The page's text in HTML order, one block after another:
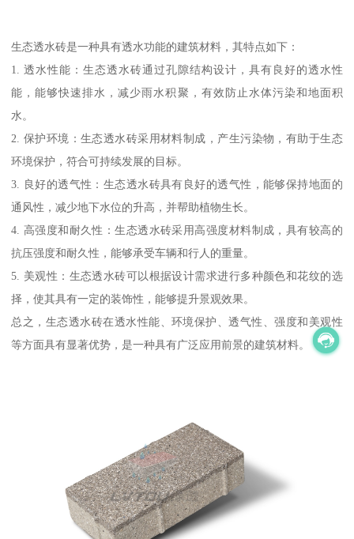
生态透水砖是一种具有透水功能的建筑材料，其特点如下：
1. 透水性能：生态透水砖通过孔隙结构设计，具有良好的透水性
能，能够快速排水，减少雨水积聚，有效防止水体污染和地面积
水。
2. 保护环境：生态透水砖采用材料制成，产生污染物，有助于生态
环境保护，符合可持续发展的目标。
3. 良好的透气性：生态透水砖具有良好的透气性，能够保持地面的
通风性，减少地下水位的升高，并帮助植物生长。
4. 高强度和耐久性：生态透水砖采用高强度材料制成，具有较高的
抗压强度和耐久性，能够承受车辆和行人的重量。
5. 美观性：生态透水砖可以根据设计需求进行多种颜色和花纹的选
择，使其具有一定的装饰性，能够提升景观效果。
总之，生态透水砖在透水性能、环境保护、透气性、强度和美观性
等方面具有显著优势，是一种具有广泛应用前景的建筑材料。